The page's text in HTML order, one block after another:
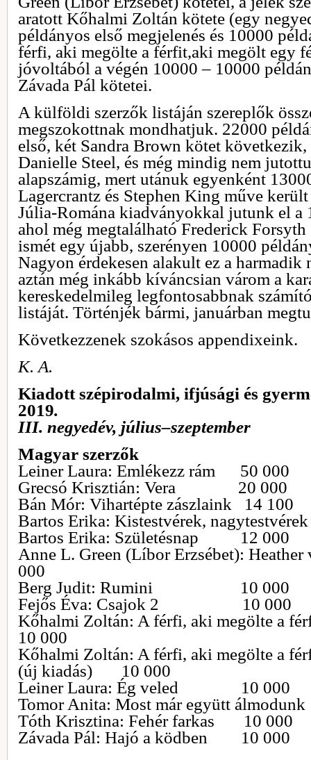
aratott Kőhalmi Zoltán kötete (egy
példányos első megjelenés és 10000
férfi, aki megölte a férfit,aki megölt egy
jóvoltából a végén 10000 – 10000
Závada Pál kötetei.
A külföldi szerzők listáján szereplők
megszokottnak mondhatjuk. 22000
első, két Sandra Brown kötet
Danielle Steel, és még mindig nem
alapszámig, mert utánuk egyenként
Lagercrantz és Stephen King műve került
Júlia-Romána kiadványokkal jutunk el a
ahol még megtalálható Frederick Forsyth
ismét egy újabb, szerényen 10000
Nagyon érdekesen alakult ez a
aztán még inkább kíváncsian várom a
kereskedelmileg legfontosabbnak
listáját. Történjék bármi, januárban
Következzenek szokásos appendixeink.
K. A.
Kiadott szépirodalmi, ifjúsági és
2019.
III. negyedév, július–szeptember
Magyar szerzők
Leiner Laura: Emlékezz rám 50 000
Grecsó Krisztián: Vera 20 000
Bán Mór: Vihartépte zászlaink 14 100
Bartos Erika: Kistestvérek,
Bartos Erika: Születésnap 12 000
Anne L. Green (Líbor Erzsébet):
000
Berg Judit: Rumini 10 000
Fejős Éva: Csajok 2 10 000
Kőhalmi Zoltán: A férfi, aki megölte a
10 000
Kőhalmi Zoltán: A férfi, aki megölte a
(új kiadás) 10 000
Leiner Laura: Ég veled 10 000
Tomor Anita: Most már együtt
Tóth Krisztina: Fehér farkas 10 000
Závada Pál: Hajó a ködben 10 000